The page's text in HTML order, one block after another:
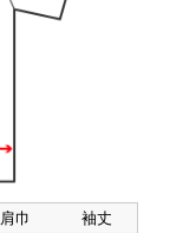
肩巾
袖丈